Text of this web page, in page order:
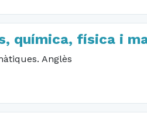
química, física i
Anglès